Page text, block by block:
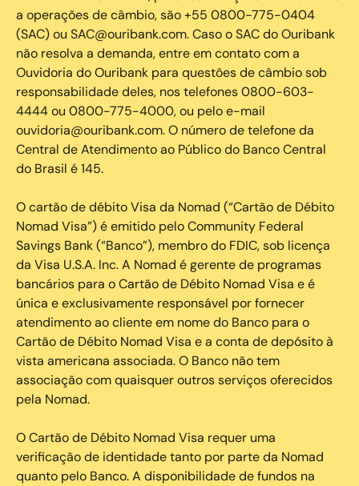
a operações de câmbio, são +55 0800-775-0404
(SAC) ou SAC@ouribank.com. Caso o SAC do Ouribank
não resolva a demanda, entre em contato com a
Ouvidoria do Ouribank para questões de câmbio sob
responsabilidade deles, nos telefones 0800-603-
4444 ou 0800-775-4000, ou pelo e-mail
ouvidoria@ouribank.com. O número de telefone da
Central de Atendimento ao Público do Banco Central
do Brasil é 145.
O cartão de débito Visa da Nomad (“Cartão de Débito
Nomad Visa”) é emitido pelo Community Federal
Savings Bank (“Banco”), membro do FDIC, sob licença
da Visa U.S.A. Inc. A Nomad é gerente de programas
bancários para o Cartão de Débito Nomad Visa e é
única e exclusivamente responsável por fornecer
atendimento ao cliente em nome do Banco para o
Cartão de Débito Nomad Visa e a conta de depósito à
vista americana associada. O Banco não tem
associação com quaisquer outros serviços oferecidos
pela Nomad.
O Cartão de Débito Nomad Visa requer uma
verificação de identidade tanto por parte da Nomad
quanto pelo Banco. A disponibilidade de fundos na